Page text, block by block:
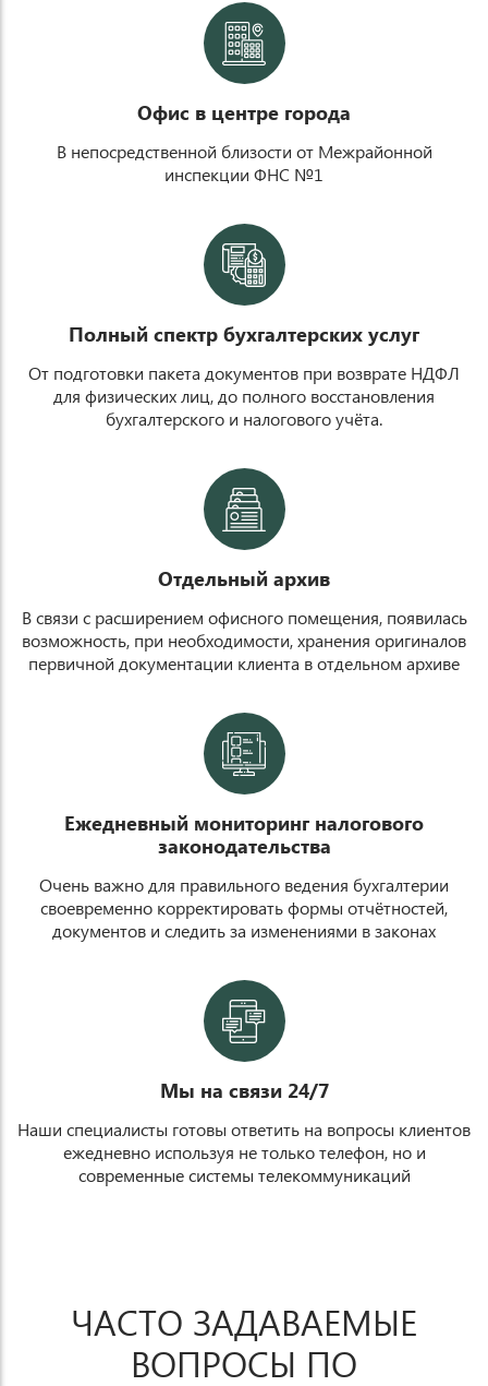
q
Офис в центре города
В непосредственной близости от Межрайонной
инспекции ФНС №1
s
Полный спектр бухгалтерских услуг
От подготовки пакета документов при возврате НДФЛ
для физических лиц, до полного восстановления
бухгалтерского и налогового учёта.
t
Отдельный архив
В связи с расширением офисного помещения, появилась
возможность, при необходимости, хранения оригиналов
первичной документации клиента в отдельном архиве
u
Ежедневный мониторинг налогового
законодательства
Очень важно для правильного ведения бухгалтерии
своевременно корректировать формы отчётностей,
документов и следить за изменениями в законах
v
Мы на связи 24/7
Наши специалисты готовы ответить на вопросы клиентов
ежедневно используя не только телефон, но и
современные системы телекоммуникаций
ЧАСТО ЗАДАВАЕМЫЕ
ВОПРОСЫ ПО